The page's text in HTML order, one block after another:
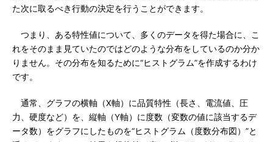
た次に取るべき行動の決定を行うことができます。
つまり、ある特性値について、多くのデータを得た場合に、こ
れをそのまま見ていたのではどのような分布をしているのか分か
りません。その分布を知るために“ヒストグラム”を作成するわけ
です。
通常、グラフの横軸（X軸）に品質特性（長さ、電流値、圧
力、硬度など）を、縦軸（Y軸）に度数（変数の値に該当するデ
ータ数）をグラフにしたものを“ヒストグラム（度数分布図）”と